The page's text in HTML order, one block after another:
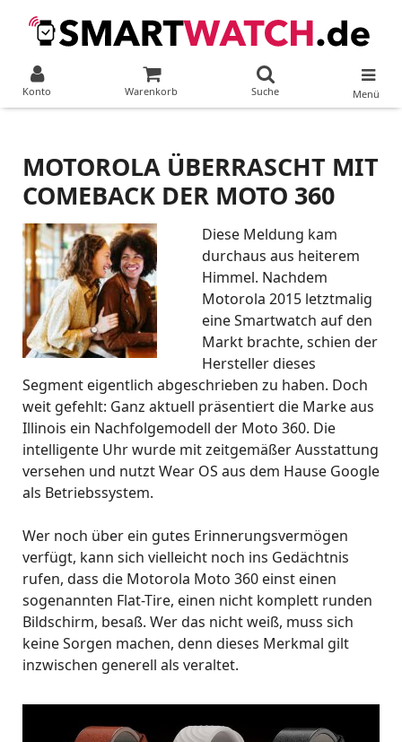
Konto Warenkorb Suche Menü
MOTOROLA ÜBERRASCHT MIT
COMEBACK DER MOTO 360
Diese Meldung kam
durchaus aus heiterem
Himmel. Nachdem
Motorola 2015 letztmalig
eine Smartwatch auf den
Markt brachte, schien der
Hersteller dieses
Segment eigentlich abgeschrieben zu haben. Doch
weit gefehlt: Ganz aktuell präsentiert die Marke aus
Illinois ein Nachfolgemodell der Moto 360. Die
intelligente Uhr wurde mit zeitgemäßer Ausstattung
versehen und nutzt Wear OS aus dem Hause Google
als Betriebssystem.
Wer noch über ein gutes Erinnerungsvermögen
verfügt, kann sich vielleicht noch ins Gedächtnis
rufen, dass die Motorola Moto 360 einst einen
sogenannten Flat-Tire, einen nicht komplett runden
Bildschirm, besaß. Wer das nicht weiß, muss sich
keine Sorgen machen, denn dieses Merkmal gilt
inzwischen generell als veraltet.